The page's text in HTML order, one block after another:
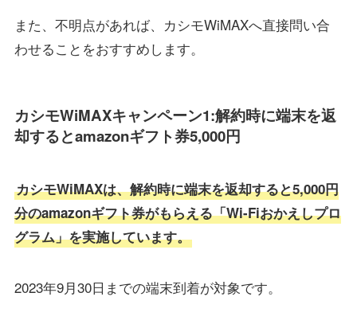
また、不明点があれば、カシモWiMAXへ直接問い合
わせることをおすすめします。
カシモWiMAXキャンペーン1:解約時に端末を返
却するとamazonギフト券5,000円
カシモWiMAXは、解約時に端末を返却すると5,000円
分のamazonギフト券がもらえる「Wi-Fiおかえしプロ
グラム」を実施しています。
2023年9月30日までの端末到着が対象です。